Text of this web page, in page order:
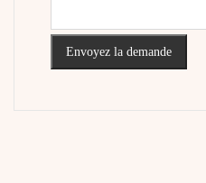
Envoyez la demande